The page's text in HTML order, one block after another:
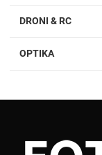
DRONI & RC
OPTIKA